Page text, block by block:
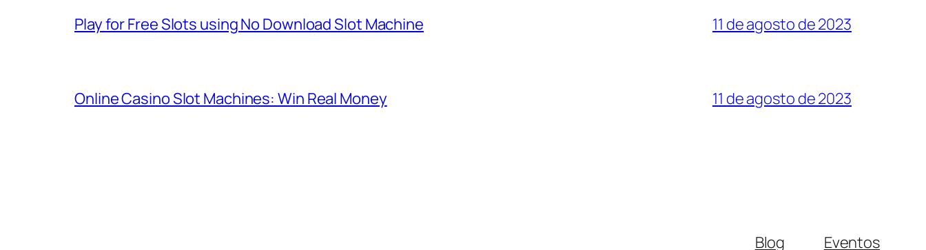
Play for Free Slots using No Download Slot Machine 11 de agosto de 2023
Online Casino Slot Machines: Win Real Money 11 de agosto de 2023
Blog Eventos